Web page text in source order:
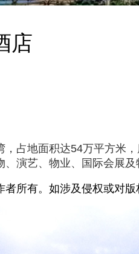
店
，占地面积达54万平方米
演艺、物业、国际会展
所有。如涉及侵权或对